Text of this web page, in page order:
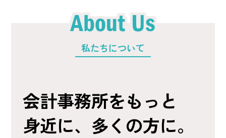
About Us
私たちについて
会計事務所をもっと
身近に、多くの方に。